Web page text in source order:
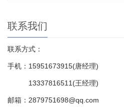
联系我们
联系方式：
手机：15951673915(唐经理)
13337816511(王经理)
邮箱：2879751698@qq.com